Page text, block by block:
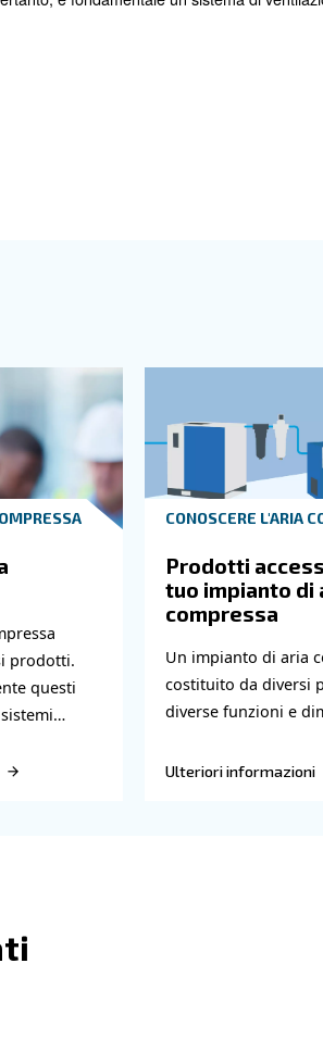
del serbatoio dell'aria. Inoltre,
compressori per scaricare
per i cavi.
le condizioni di
di avere
di una sala compressori d'aria.
essiccatori. In questi casi, un
un impatto sulla viscosità
riscaldare la sala
di aria calda. Pertanto, è